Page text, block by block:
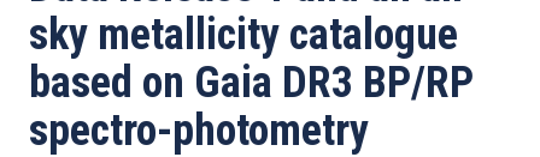
a
la
navegación
sky metallicity catalogue
based on Gaia DR3 BP/RP
spectro-photometry